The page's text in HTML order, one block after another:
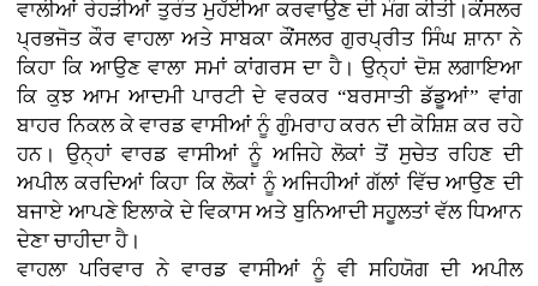
ਵਾਲੀਆਂ ਰੇਹੜੀਆਂ ਤੁਰੰਤ ਮੁਹੱਈਆ ਕਰਵਾਉਣ ਦੀ ਮੰਗ ਕੀਤੀ।ਕੌਂਸਲਰ
ਪ੍ਰਭਜੋਤ ਕੌਰ ਵਾਹਲਾ ਅਤੇ ਸਾਬਕਾ ਕੌਂਸਲਰ ਗੁਰਪ੍ਰੀਤ ਸਿੰਘ ਸ਼ਾਨਾ ਨੇ
ਕਿਹਾ ਕਿ ਆਉਣ ਵਾਲਾ ਸਮਾਂ ਕਾਂਗਰਸ ਦਾ ਹੈ। ਉਨ੍ਹਾਂ ਦੋਸ਼ ਲਗਾਇਆ
ਕਿ ਕੁਝ ਆਮ ਆਦਮੀ ਪਾਰਟੀ ਦੇ ਵਰਕਰ “ਬਰਸਾਤੀ ਡੱਡੂਆਂ” ਵਾਂਗ
ਬਾਹਰ ਨਿਕਲ ਕੇ ਵਾਰਡ ਵਾਸੀਆਂ ਨੂੰ ਗੁੰਮਰਾਹ ਕਰਨ ਦੀ ਕੋਸ਼ਿਸ਼ ਕਰ ਰਹੇ
ਹਨ। ਉਨ੍ਹਾਂ ਵਾਰਡ ਵਾਸੀਆਂ ਨੂੰ ਅਜਿਹੇ ਲੋਕਾਂ ਤੋਂ ਸੁਚੇਤ ਰਹਿਣ ਦੀ
ਅਪੀਲ ਕਰਦਿਆਂ ਕਿਹਾ ਕਿ ਲੋਕਾਂ ਨੂੰ ਅਜਿਹੀਆਂ ਗੱਲਾਂ ਵਿੱਚ ਆਉਣ ਦੀ
ਬਜਾਏ ਆਪਣੇ ਇਲਾਕੇ ਦੇ ਵਿਕਾਸ ਅਤੇ ਬੁਨਿਆਦੀ ਸਹੂਲਤਾਂ ਵੱਲ ਧਿਆਨ
ਦੇਣਾ ਚਾਹੀਦਾ ਹੈ।
ਵਾਹਲਾ ਪਰਿਵਾਰ ਨੇ ਵਾਰਡ ਵਾਸੀਆਂ ਨੂੰ ਵੀ ਸਹਿਯੋਗ ਦੀ ਅਪੀਲ